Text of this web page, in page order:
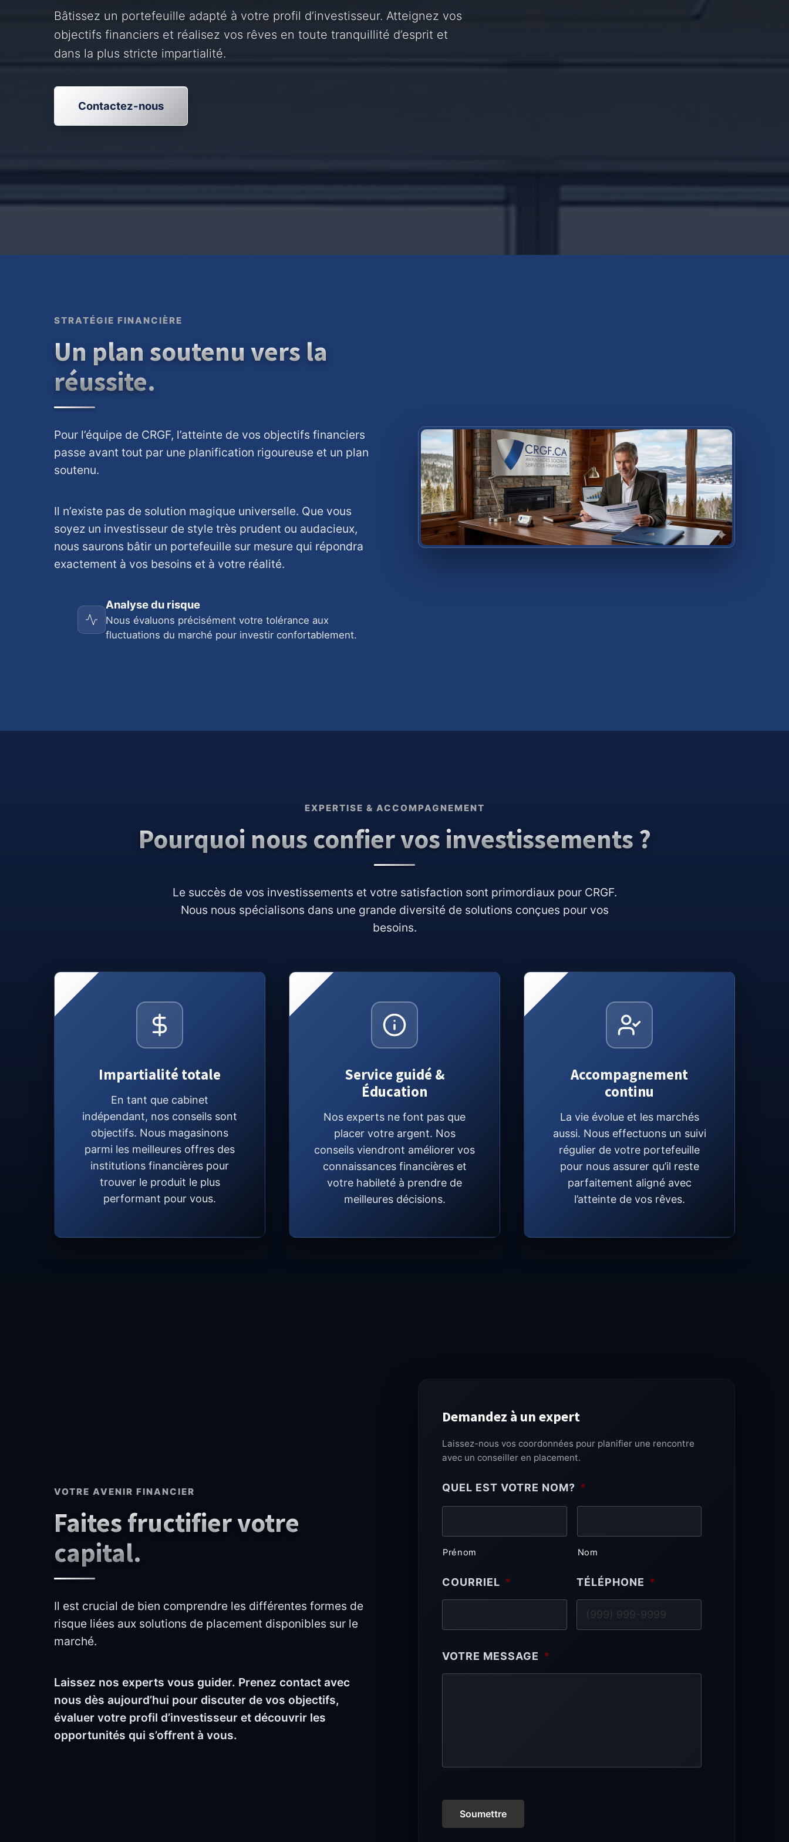
Bâtissez un portefeuille adapté à votre profil d’investisseur. Atteignez vos
objectifs financiers et réalisez vos rêves en toute tranquillité d’esprit et
dans la plus stricte impartialité.
Contactez-nous
STRATÉGIE FINANCIÈRE
Un plan soutenu vers la
réussite.
Pour l’équipe de CRGF, l’atteinte de vos objectifs financiers
passe avant tout par une planification rigoureuse et un plan
soutenu.
Il n’existe pas de solution magique universelle. Que vous
soyez un investisseur de style très prudent ou audacieux,
nous saurons bâtir un portefeuille sur mesure qui répondra
exactement à vos besoins et à votre réalité.
Analyse du risque
Nous évaluons précisément votre tolérance aux
fluctuations du marché pour investir confortablement.
EXPERTISE & ACCOMPAGNEMENT
Pourquoi nous confier vos investissements ?
Le succès de vos investissements et votre satisfaction sont primordiaux pour CRGF.
Nous nous spécialisons dans une grande diversité de solutions conçues pour vos
besoins.
Impartialité totale
En tant que cabinet
indépendant, nos conseils sont
objectifs. Nous magasinons
parmi les meilleures offres des
institutions financières pour
trouver le produit le plus
performant pour vous.
Service guidé &
Éducation
Nos experts ne font pas que
placer votre argent. Nos
conseils viendront améliorer vos
connaissances financières et
votre habileté à prendre de
meilleures décisions.
Accompagnement
continu
La vie évolue et les marchés
aussi. Nous effectuons un suivi
régulier de votre portefeuille
pour nous assurer qu’il reste
parfaitement aligné avec
l’atteinte de vos rêves.
VOTRE AVENIR FINANCIER
Faites fructifier votre
capital.
Il est crucial de bien comprendre les différentes formes de
risque liées aux solutions de placement disponibles sur le
marché.
Laissez nos experts vous guider. Prenez contact avec
nous dès aujourd’hui pour discuter de vos objectifs,
évaluer votre profil d’investisseur et découvrir les
opportunités qui s’offrent à vous.
Demandez à un expert
Laissez-nous vos coordonnées pour planifier une rencontre
avec un conseiller en placement.
QUEL EST VOTRE NOM? *
Prénom Nom
COURRIEL * TÉLÉPHONE *
VOTRE MESSAGE *
Soumettre